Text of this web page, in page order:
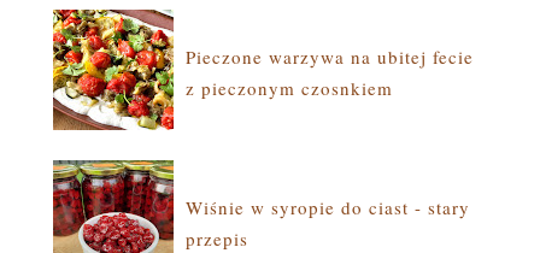
Pieczone warzywa na ubitej fecie
z pieczonym czosnkiem
Wiśnie w syropie do ciast - stary
przepis